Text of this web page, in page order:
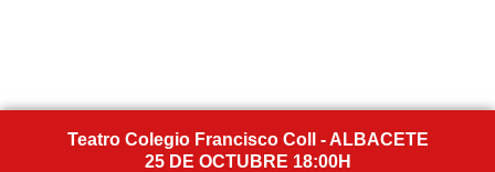
Teatro Colegio Francisco Coll - ALBACETE
25 DE OCTUBRE 18:00H